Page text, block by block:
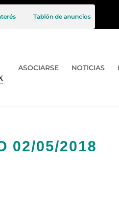
Tablón de anuncios
ASOCIARSE NOTICIAS
02/05/2018